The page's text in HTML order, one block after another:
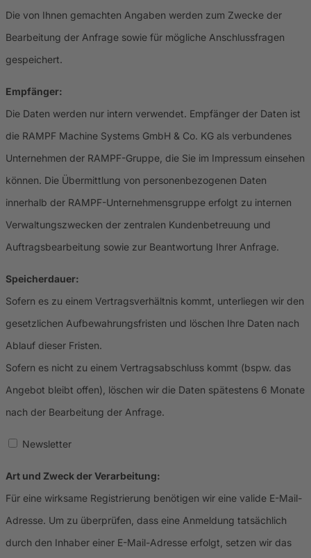
Die von Ihnen gemachten Angaben werden zum Zwecke der
Bearbeitung der Anfrage sowie für mögliche Anschlussfragen
gespeichert.
Empfänger:
Die Daten werden nur intern verwendet. Empfänger der Daten ist
die RAMPF Machine Systems GmbH & Co. KG als verbundenes
Unternehmen der RAMPF-Gruppe, die Sie im Impressum einsehen
können. Die Übermittlung von personenbezogenen Daten
innerhalb der RAMPF-Unternehmensgruppe erfolgt zu internen
Verwaltungszwecken der zentralen Kundenbetreuung und
Auftragsbearbeitung sowie zur Beantwortung Ihrer Anfrage.
Speicherdauer:
Sofern es zu einem Vertragsverhältnis kommt, unterliegen wir den
gesetzlichen Aufbewahrungsfristen und löschen Ihre Daten nach
Ablauf dieser Fristen.
Sofern es nicht zu einem Vertragsabschluss kommt (bspw. das
Angebot bleibt offen), löschen wir die Daten spätestens 6 Monate
nach der Bearbeitung der Anfrage.
Newsletter
Art und Zweck der Verarbeitung:
Für eine wirksame Registrierung benötigen wir eine valide E-Mail-
Adresse. Um zu überprüfen, dass eine Anmeldung tatsächlich
durch den Inhaber einer E-Mail-Adresse erfolgt, setzen wir das